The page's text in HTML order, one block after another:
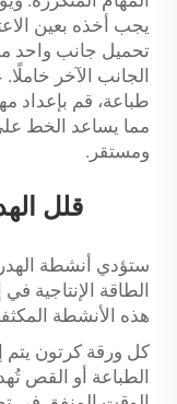
يجب أخذه بعين
تحميل جانب واحد
الجانب الآخر
طباعة، قم بإعداد
مما يساعد الخط
ومستقر.
قلل
ستؤدي أنشطة الهدر
الطاقة الإنتاجية
هذه الأنشطة
كل ورقة كرتون يتم
الطباعة أو القص